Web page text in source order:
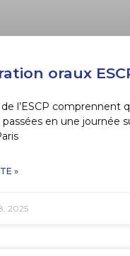
oraux
l’ESCP comprennent
passées en une journée
»
2025